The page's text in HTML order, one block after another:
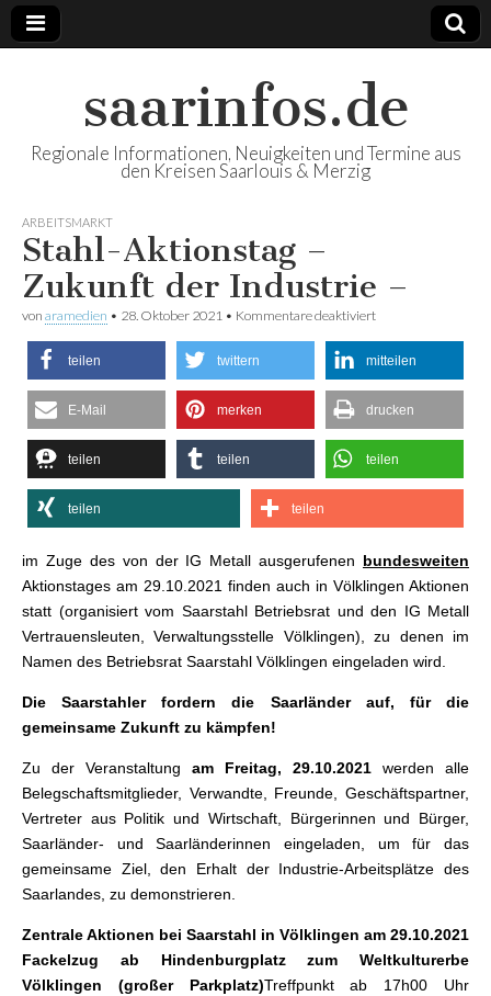
saarinfos.de
Regionale Informationen, Neuigkeiten und Termine aus
den Kreisen Saarlouis & Merzig
ARBEITSMARKT
Stahl-Aktionstag –
Zukunft der Industrie –
von aramedien • 28. Oktober 2021 • Kommentare deaktiviert
teilen twittern mitteilen
E-Mail merken drucken
teilen teilen teilen
teilen teilen
im Zuge des von der IG Metall ausgerufenen bundesweiten
Aktionstages am 29.10.2021 finden auch in Völklingen Aktionen
statt (organisiert vom Saarstahl Betriebsrat und den IG Metall
Vertrauensleuten, Verwaltungsstelle Völklingen), zu denen im
Namen des Betriebsrat Saarstahl Völklingen eingeladen wird.
Die Saarstahler fordern die Saarländer auf, für die
gemeinsame Zukunft zu kämpfen!
Zu der Veranstaltung am Freitag, 29.10.2021 werden alle
Belegschaftsmitglieder, Verwandte, Freunde, Geschäftspartner,
Vertreter aus Politik und Wirtschaft, Bürgerinnen und Bürger,
Saarländer- und Saarländerinnen eingeladen, um für das
gemeinsame Ziel, den Erhalt der Industrie-Arbeitsplätze des
Saarlandes, zu demonstrieren.
Zentrale Aktionen bei Saarstahl in Völklingen am 29.10.2021
Fackelzug ab Hindenburgplatz zum Weltkulturerbe
Völklingen (großer Parkplatz)Treffpunkt ab 17h00 Uhr